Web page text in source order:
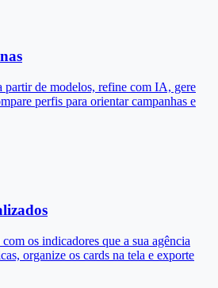
partir de modelos, refine com IA, gere
perfis para orientar campanhas e
os indicadores que a sua agência
organize os cards na tela e exporte